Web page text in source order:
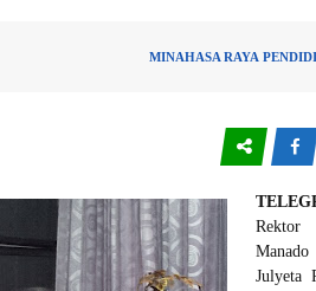
MINAHASA RAYA
Rektor
Julyeta